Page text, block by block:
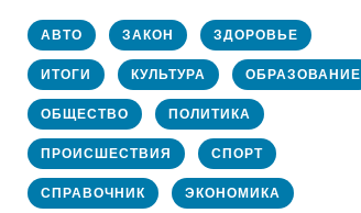
АВТО ЗАКОН ЗДОРОВЬЕ
ИТОГИ КУЛЬТУРА ОБРАЗОВАНИЕ
ОБЩЕСТВО ПОЛИТИКА
ПРОИСШЕСТВИЯ СПОРТ
СПРАВОЧНИК ЭКОНОМИКА